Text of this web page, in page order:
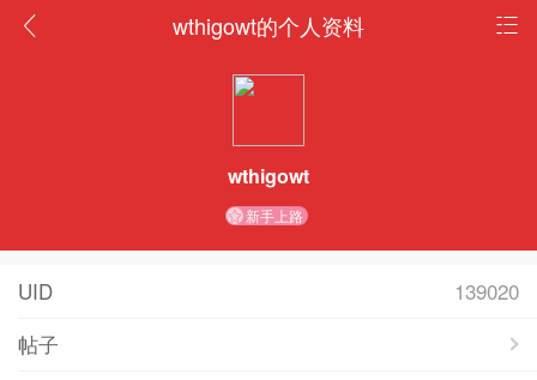
wthigowt的个人资料
wthigowt
新手上路
UID
139020
帖子